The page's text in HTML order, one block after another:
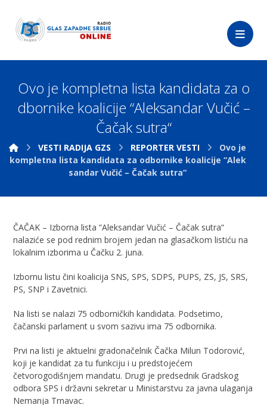
Ovo je kompletna lista kandidata za o
dbornike koalicije “Aleksandar Vučić –
Čačak sutra“
VESTI RADIJA GZS REPORTER VESTI
Ovo je
kompletna lista kandidata za odbornike koalicije “Alek
sandar Vučić – Čačak sutra“
ČAČAK – Izborna lista “Aleksandar Vučić – Čačak sutra“
nalaziće se pod rednim brojem jedan na glasačkom listiću na
lokalnim izborima u Čačku 2. juna.
Izbornu listu čini koalicija SNS, SPS, SDPS, PUPS, ZS, JS, SRS,
PS, SNP i Zavetnici.
Na listi se nalazi 75 odborničkih kandidata. Podsetimo,
čačanski parlament u svom sazivu ima 75 odbornika.
Prvi na listi je aktuelni gradonačelnik Čačka Milun Todorović,
koji je kandidat za tu funkciju i u predstojećem
četvorogodišnjem mandatu. Drugi je predsednik Gradskog
odbora SPS i državni sekretar u Ministarstvu za javna ulaganja
Nemanja Trnavac.